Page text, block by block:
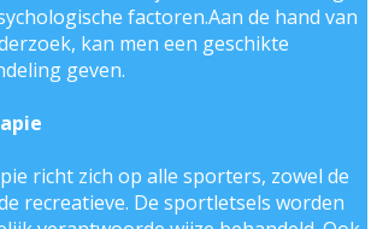
factoren.Aan de hand van
kan men een geschikte
geven.
richt zich op alle sporters, zowel de
recreatieve. De sportletsels worden